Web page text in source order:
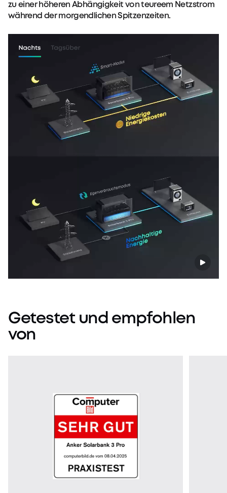
zu einer höheren Abhängigkeit von teureem Netzstrom
während der morgendlichen Spitzenzeiten.
Getestet und empfohlen
von